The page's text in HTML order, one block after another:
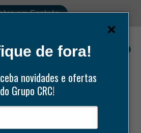
de fora!
novidades e ofertas
do Grupo CRC!
em Contato